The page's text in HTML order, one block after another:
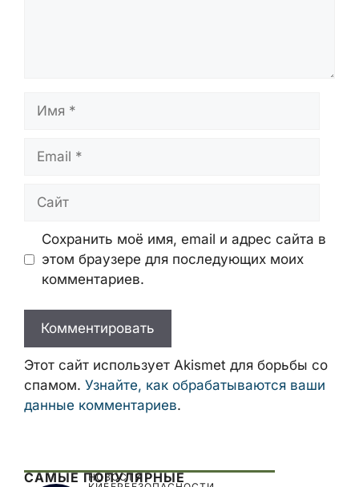
Имя
Сайт
Сохранить моё имя, email и адрес сайта
в этом браузере для последующих моих